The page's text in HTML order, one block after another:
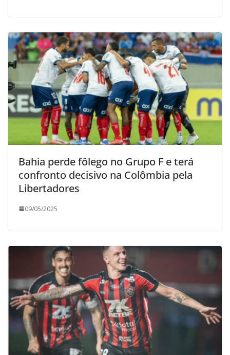
Bahia perde fôlego no Grupo F e terá
confronto decisivo na Colômbia pela
Libertadores
09/05/2025